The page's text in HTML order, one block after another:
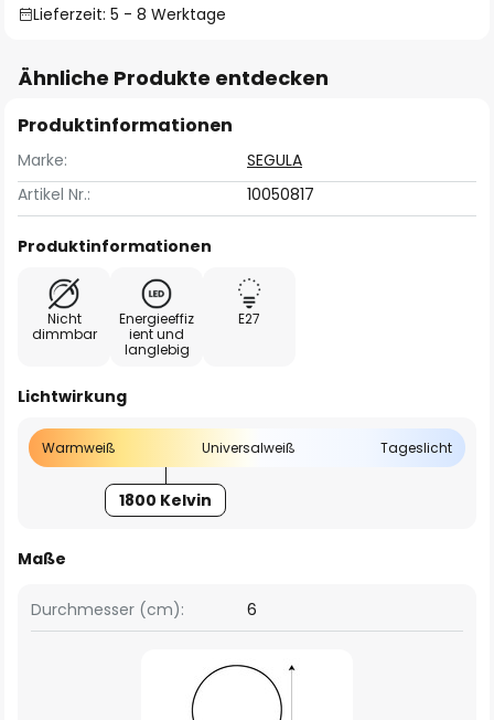
Lieferzeit: 5 - 8 Werktage
Ähnliche Produkte entdecken
Produktinformationen
Marke:
SEGULA
Artikel Nr.:
10050817
Produktinformationen
Nicht
dimmbar
Energieeffiz
ient und
langlebig
E27
Lichtwirkung
Warmweiß Universalweiß Tageslicht
1800 Kelvin
Maße
Durchmesser (cm): 6